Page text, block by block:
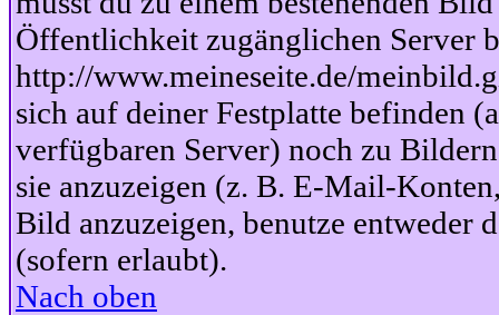
Öffentlichkeit zugänglichen Server
http://www.meineseite.de/
sich auf deiner Festplatte befinden
verfügbaren Server) noch zu
sie anzuzeigen (z. B. E-Mail-
Bild anzuzeigen, benutze
(sofern erlaubt).
Nach oben